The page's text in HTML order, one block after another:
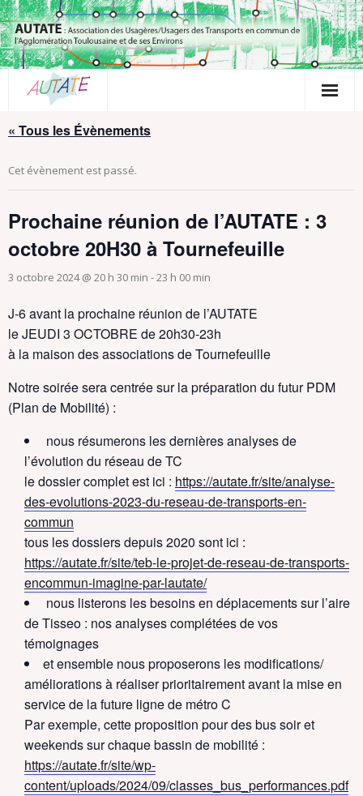
Passer
au
contenu
« Tous les Évènements
Cet évènement est passé.
Prochaine réunion de l’AUTATE : 3
octobre 20H30 à Tournefeuille
3 octobre 2024 @ 20 h 30 min -23 h 00 min
J-6 avant la prochaine réunion de l’AUTATE
le JEUDI 3 OCTOBRE de 20h30-23h
à la maison des associations de Tournefeuille
Notre soirée sera centrée sur la préparation du futur PDM
(Plan de Mobilité) :
nous résumerons les dernières analyses de
l’évolution du réseau de TC
le dossier complet est ici : https://autate.fr/site/analyse-
des-evolutions-2023-du-reseau-de-transports-en-
commun
tous les dossiers depuis 2020 sont ici :
https://autate.fr/site/teb-le-projet-de-reseau-de-transports-
encommun-imagine-par-lautate/
nous listerons les besoins en déplacements sur l’aire
de Tisseo : nos analyses complétées de vos
témoignages
et ensemble nous proposerons les modifications/
améliorations à réaliser prioritairement avant la mise en
service de la future ligne de métro C
Par exemple, cette proposition pour des bus soir et
weekends sur chaque bassin de mobilité :
https://autate.fr/site/wp-
content/uploads/2024/09/classes_bus_performances.pdf